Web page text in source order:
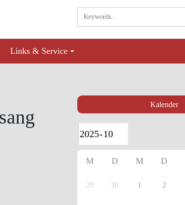
Links & Service
Kalender
M D M D
29 30 1 2